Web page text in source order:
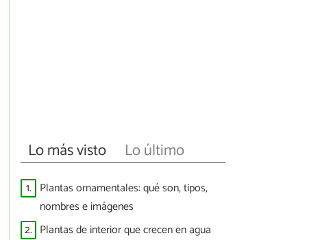
Lo más visto Lo último
1. Plantas ornamentales: qué son, tipos,
nombres e imágenes
2. Plantas de interior que crecen en agua